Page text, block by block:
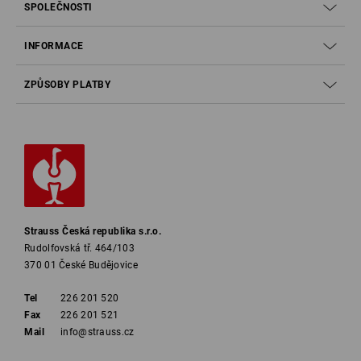
SPOLEČNOSTI
INFORMACE
ZPŮSOBY PLATBY
Strauss Česká republika s.r.o.
Rudolfovská tř. 464/103
370 01 České Budějovice
Tel
226 201 520
Fax
226 201 521
Mail
info@strauss.cz